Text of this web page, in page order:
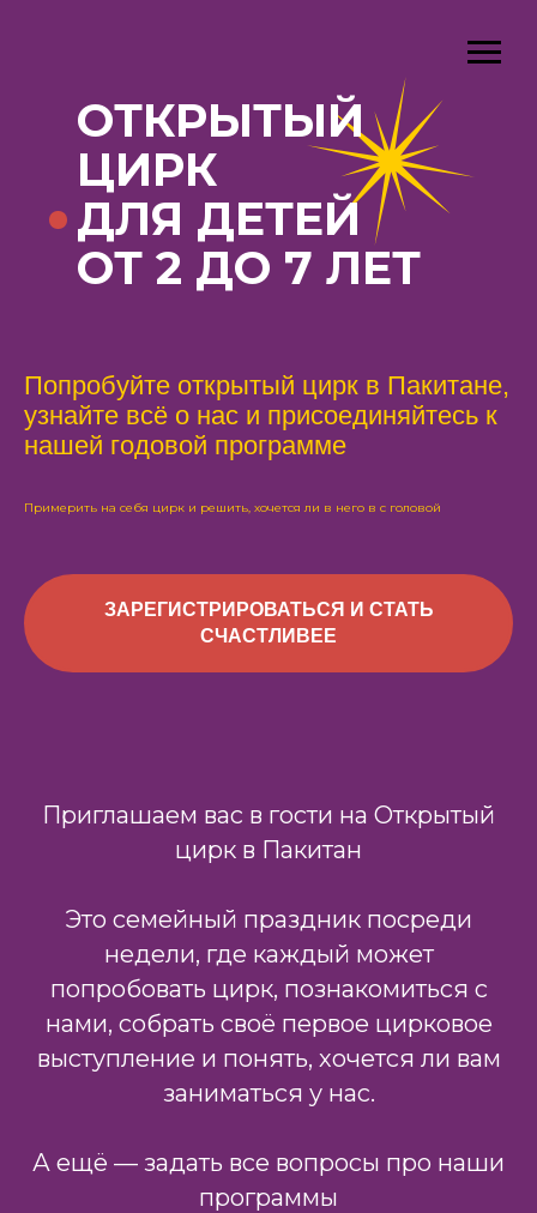
ОТКРЫТЫЙ
ЦИРК
ДЛЯ ДЕТЕЙ
ОТ 2 ДО 7 ЛЕТ
Попробуйте открытый цирк в Пакитане,
узнайте всё о нас и присоединяйтесь к
нашей годовой программе
Примерить на себя цирк и решить, хочется ли в него в с головой
ЗАРЕГИСТРИРОВАТЬСЯ И СТАТЬ
СЧАСТЛИВЕЕ
Приглашаем вас в гости на Открытый
цирк в Пакитан
Это семейный праздник посреди
недели, где каждый может
попробовать цирк, познакомиться с
нами, собрать своё первое цирковое
выступление и понять, хочется ли вам
заниматься у нас.
А ещё — задать все вопросы про наши
программы